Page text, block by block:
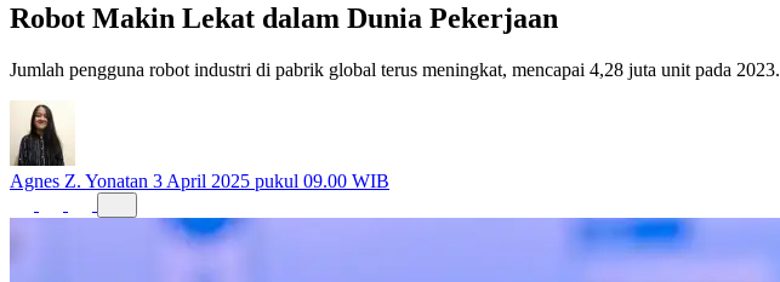
Robot Makin Lekat dalam Dunia Pekerjaan
Jumlah pengguna robot industri di pabrik global terus meningkat, mencapai 4,28 juta unit pada 2023.
Agnes Z. Yonatan 3 April 2025 pukul 09.00 WIB